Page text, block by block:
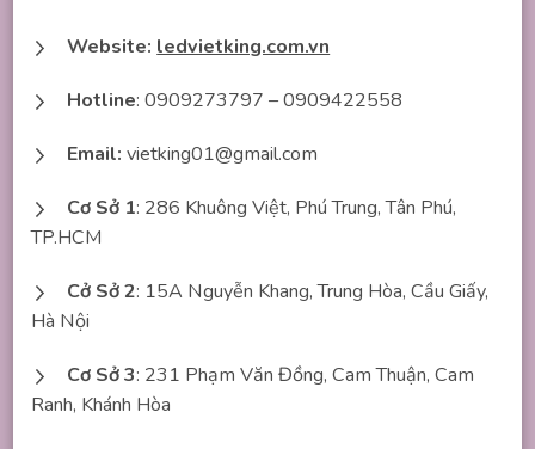
Website: ledvietking.com.vn
Hotline: 0909273797 – 0909422558
Email: vietking01@gmail.com
Cơ Sở 1: 286 Khuông Việt, Phú Trung, Tân Phú,
TP.HCM
Cở Sở 2: 15A Nguyễn Khang, Trung Hòa, Cầu Giấy,
Hà Nội
Cơ Sở 3: 231 Phạm Văn Đồng, Cam Thuận, Cam
Ranh, Khánh Hòa